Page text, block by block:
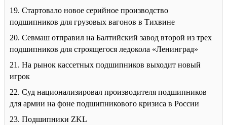
19. Стартовало новое серийное производство
подшипников для грузовых вагонов в Тихвине
20. Севмаш отправил на Балтийский завод второй из трех
подшипников для строящегося ледокола «Ленинград»
21. На рынок кассетных подшипников выходит новый
игрок
22. Суд национализировал производителя подшипников
для армии на фоне подшипникового кризиса в России
23. Подшипники ZKL